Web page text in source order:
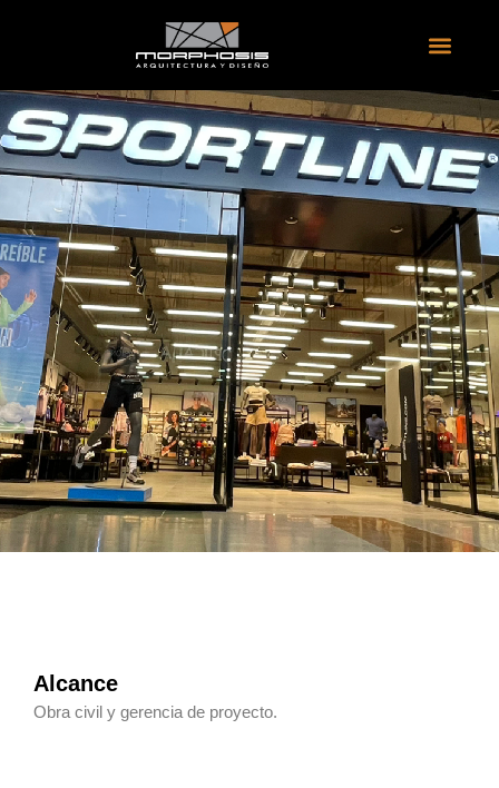
Alcance
Obra civil y gerencia de proyecto.